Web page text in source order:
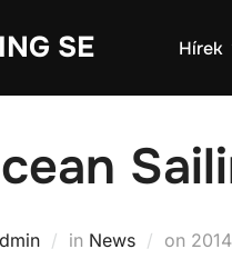
SE Hírek
in News on